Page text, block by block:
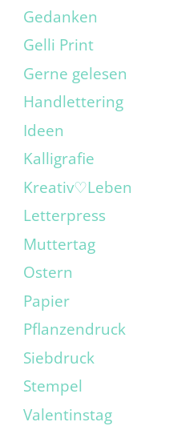
Gedanken
Gelli Print
Gerne gelesen
Handlettering
Ideen
Kalligrafie
Kreativ♡Leben
Letterpress
Muttertag
Ostern
Papier
Pflanzendruck
Siebdruck
Stempel
Valentinstag